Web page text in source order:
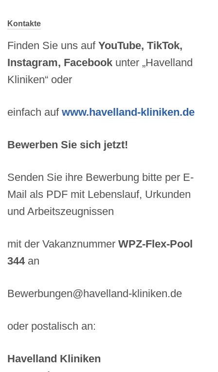
Kontakte
Finden Sie uns aufYouTube, TikTok,
Instagram, Facebook unter „Havelland
Kliniken“ oder
einfach auf www.havelland-kliniken.de
Bewerben Sie sich jetzt!
Senden Sie ihre Bewerbung bitte per E-
Mail als PDF mit Lebenslauf, Urkunden
und Arbeitszeugnissen
mit der Vakanznummer WPZ-Flex-Pool
344 an
Bewerbungen@havelland-kliniken.de
oder postalisch an:
Havelland Kliniken